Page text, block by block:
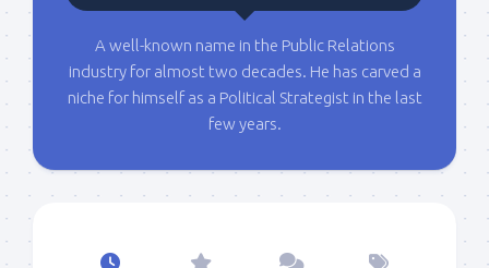
A well-known name in the Public Relations
industry for almost two decades. He has carved a
niche for himself as a Political Strategist in the last
few years.